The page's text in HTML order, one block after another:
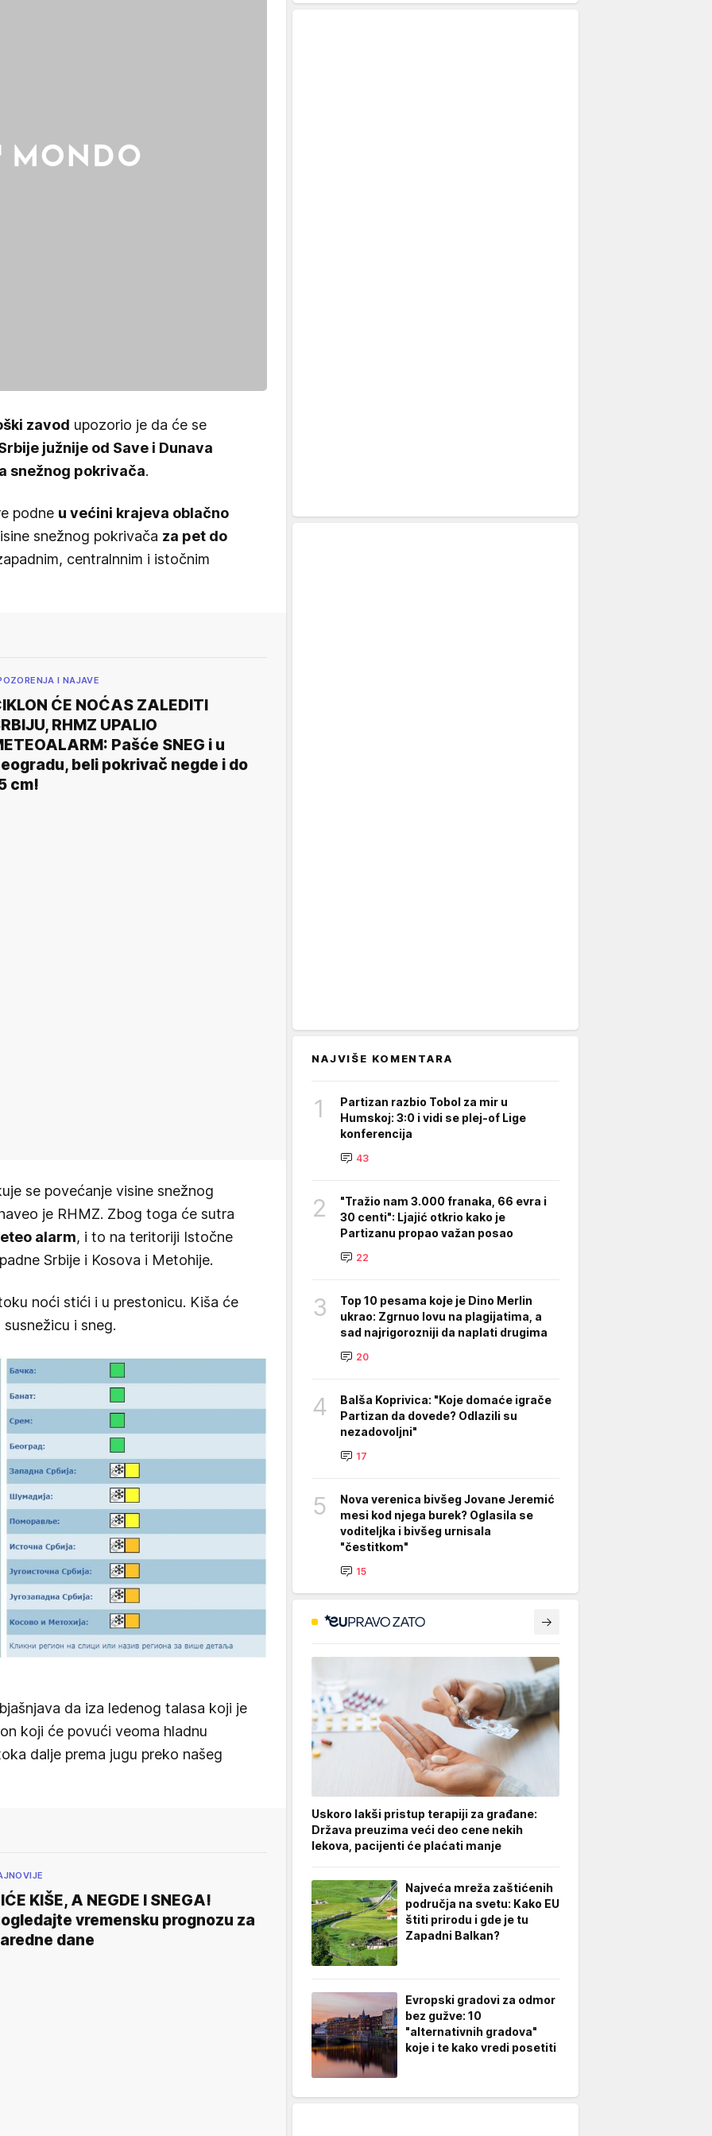
zavod upozorio je da će se
južnije od Save i Dunava
snežnog pokrivača.
podne u većini krajeva oblačno
snežnog pokrivača za pet do
centralnnim i istočnim
I NAJAVE
ĆE NOĆAS ZALEDITI
RHMZ UPALIO
Pašće SNEG i u
beli pokrivač negde i do
cm!
se povećanje visine snežnog
je RHMZ. Zbog toga će sutra
alarm, i to na teritoriji Istočne
Srbije i Kosova i Metohije.
noći stići i u prestonicu. Kiša će
i sneg.
da iza ledenog talasa koji je
koji će povući veoma hladnu
dalje prema jugu preko našeg
KIŠE, A NEGDE I SNEGA!
vremensku prognozu za
dane
NAJVIŠE KOMENTARA
1
Partizan razbio Tobol za mir u
Humskoj: 3:0 i vidi se plej-of Lige
konferencija
43
2
"Tražio nam 3.000 franaka, 66 evra i
30 centi": Ljajić otkrio kako je
Partizanu propao važan posao
22
3
Top 10 pesama koje je Dino Merlin
ukrao: Zgrnuo lovu na plagijatima, a
sad najrigorozniji da naplati drugima
20
4
Balša Koprivica: "Koje domaće igrače
Partizan da dovede? Odlazili su
nezadovoljni"
17
5
Nova verenica bivšeg Jovane Jeremić
mesi kod njega burek? Oglasila se
voditeljka i bivšeg urnisala
"čestitkom"
15
Uskoro lakši pristup terapiji za građane:
Država preuzima veći deo cene nekih
lekova, pacijenti će plaćati manje
Najveća mreža zaštićenih
područja na svetu: Kako EU
štiti prirodu i gde je tu
Zapadni Balkan?
Evropski gradovi za odmor
bez gužve: 10
"alternativnih gradova"
koje i te kako vredi posetiti